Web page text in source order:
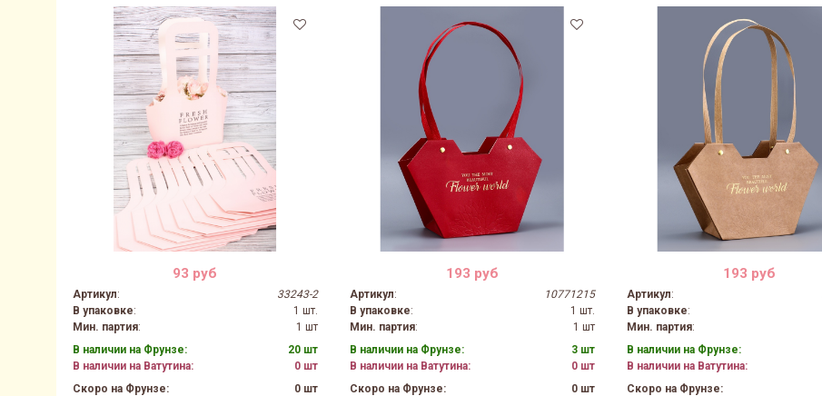
93 руб
Артикул:
33243-2
В упаковке:
1 шт.
Мин. партия:
1 шт
В наличии на Фрунзе:
20 шт
В наличии на Ватутина:
0 шт
Скоро на Фрунзе:
0 шт
193 руб
Артикул:
10771215
В упаковке:
1 шт.
Мин. партия:
1 шт
В наличии на Фрунзе:
3 шт
В наличии на Ватутина:
0 шт
Скоро на Фрунзе:
0 шт
193 руб
Артикул:
В упаковке:
Мин. партия:
В наличии на Фрунзе:
В наличии на Ватутина:
Скоро на Фрунзе: